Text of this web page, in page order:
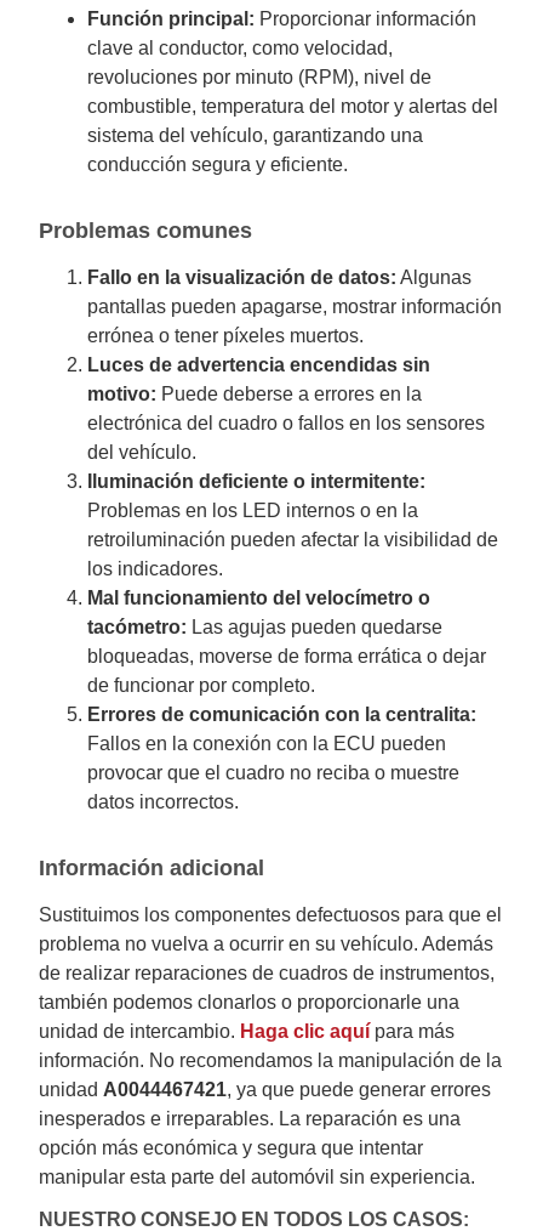
Función principal: Proporcionar información
clave al conductor, como velocidad,
revoluciones por minuto (RPM), nivel de
combustible, temperatura del motor y alertas del
sistema del vehículo, garantizando una
conducción segura y eficiente.
Problemas comunes
Fallo en la visualización de datos: Algunas
pantallas pueden apagarse, mostrar información
errónea o tener píxeles muertos.
Luces de advertencia encendidas sin
motivo: Puede deberse a errores en la
electrónica del cuadro o fallos en los sensores
del vehículo.
Iluminación deficiente o intermitente:
Problemas en los LED internos o en la
retroiluminación pueden afectar la visibilidad de
los indicadores.
Mal funcionamiento del velocímetro o
tacómetro: Las agujas pueden quedarse
bloqueadas, moverse de forma errática o dejar
de funcionar por completo.
Errores de comunicación con la centralita:
Fallos en la conexión con la ECU pueden
provocar que el cuadro no reciba o muestre
datos incorrectos.
Información adicional
Sustituimos los componentes defectuosos para que el
problema no vuelva a ocurrir en su vehículo. Además
de realizar reparaciones de cuadros de instrumentos,
también podemos clonarlos o proporcionarle una
unidad de intercambio. Haga clic aquí para más
información. No recomendamos la manipulación de la
unidad A0044467421, ya que puede generar errores
inesperados e irreparables. La reparación es una
opción más económica y segura que intentar
manipular esta parte del automóvil sin experiencia.
NUESTRO CONSEJO EN TODOS LOS CASOS: